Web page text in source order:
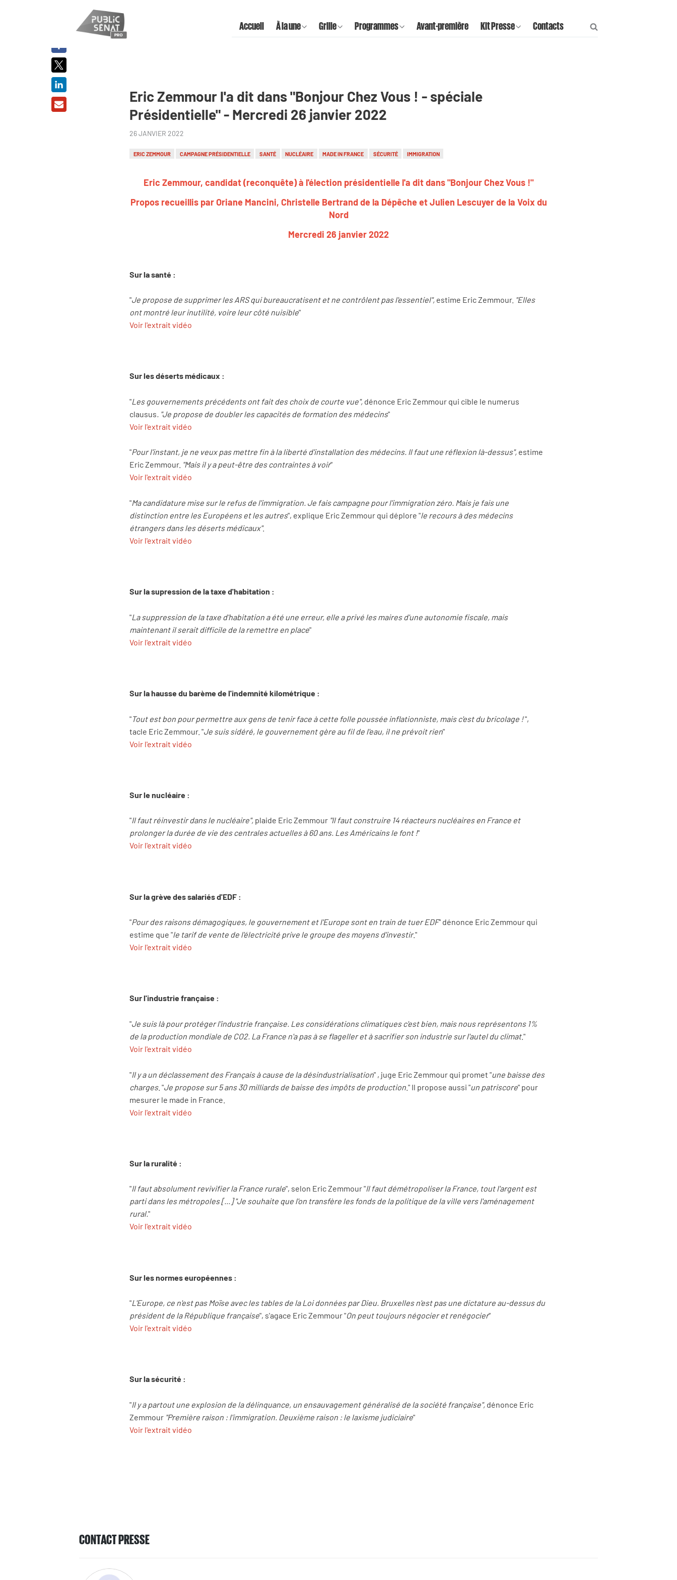
Accueil À la une Grille Programmes Avant-première Kit Presse Contacts
Eric Zemmour l'a dit dans "Bonjour Chez Vous ! - spéciale
Présidentielle" - Mercredi 26 janvier 2022
26 JANVIER 2022
ERIC ZEMMOUR CAMPAGNE PRÉSIDENTIELLE SANTÉ NUCLÉAIRE MADE IN FRANCE SÉCURITÉ IMMIGRATION
Eric Zemmour, candidat (reconquête) à l'élection présidentielle l'a dit dans "Bonjour Chez Vous !"
Propos recueillis par Oriane Mancini, Christelle Bertrand de la Dépêche et Julien Lescuyer de la Voix du
Nord
Mercredi 26 janvier 2022
Sur la santé :
"Je propose de supprimer les ARS qui bureaucratisent et ne contrôlent pas l'essentiel", estime Eric Zemmour. "Elles
ont montré leur inutilité, voire leur côté nuisible"
Voir l'extrait vidéo
Sur les déserts médicaux :
"Les gouvernements précédents ont fait des choix de courte vue", dénonce Eric Zemmour qui cible le numerus
clausus. "Je propose de doubler les capacités de formation des médecins"
Voir l'extrait vidéo
"Pour l'instant, je ne veux pas mettre fin à la liberté d'installation des médecins. Il faut une réflexion là-dessus", estime
Eric Zemmour. "Mais il y a peut-être des contraintes à voir"
Voir l'extrait vidéo
"Ma candidature mise sur le refus de l'immigration. Je fais campagne pour l'immigration zéro. Mais je fais une
distinction entre les Européens et les autres", explique Eric Zemmour qui déplore "le recours à des médecins
étrangers dans les déserts médicaux".
Voir l'extrait vidéo
Sur la supression de la taxe d'habitation :
"La suppression de la taxe d'habitation a été une erreur, elle a privé les maires d'une autonomie fiscale, mais
maintenant il serait difficile de la remettre en place"
Voir l'extrait vidéo
Sur la hausse du barème de l'indemnité kilométrique :
"Tout est bon pour permettre aux gens de tenir face à cette folle poussée inflationniste, mais c'est du bricolage !",
tacle Eric Zemmour. "Je suis sidéré, le gouvernement gère au fil de l'eau, il ne prévoit rien"
Voir l'extrait vidéo
Sur le nucléaire :
"Il faut réinvestir dans le nucléaire", plaide Eric Zemmour "Il faut construire 14 réacteurs nucléaires en France et
prolonger la durée de vie des centrales actuelles à 60 ans. Les Américains le font !"
Voir l'extrait vidéo
Sur la grève des salariés d'EDF :
"Pour des raisons démagogiques, le gouvernement et l'Europe sont en train de tuer EDF" dénonce Eric Zemmour qui
estime que "le tarif de vente de l'électricité prive le groupe des moyens d'investir."
Voir l'extrait vidéo
Sur l'industrie française :
"Je suis là pour protéger l'industrie française. Les considérations climatiques c'est bien, mais nous représentons 1%
de la production mondiale de CO2. La France n'a pas à se flageller et à sacrifier son industrie sur l'autel du climat."
Voir l'extrait vidéo
"Il y a un déclassement des Français à cause de la désindustrialisation" , juge Eric Zemmour qui promet "une baisse des
charges. "Je propose sur 5 ans 30 milliards de baisse des impôts de production ." Il propose aussi "un patriscore" pour
mesurer le made in France.
Voir l'extrait vidéo
Sur la ruralité :
"Il faut absolument revivifier la France rurale", selon Eric Zemmour "Il faut démétropoliser la France, tout l'argent est
parti dans les métropoles [...] "Je souhaite que l'on transfère les fonds de la politique de la ville vers l'aménagement
rural."
Voir l'extrait vidéo
Sur les normes européennes :
"L'Europe, ce n'est pas Moïse avec les tables de la Loi données par Dieu. Bruxelles n'est pas une dictature au-dessus du
président de la République française", s'agace Eric Zemmour "On peut toujours négocier et renégocier"
Voir l'extrait vidéo
Sur la sécurité :
"Il y a partout une explosion de la délinquance, un ensauvagement généralisé de la société française", dénonce Eric
Zemmour "Première raison : l'immigration. Deuxième raison : le laxisme judiciaire"
Voir l'extrait vidéo
CONTACT PRESSE